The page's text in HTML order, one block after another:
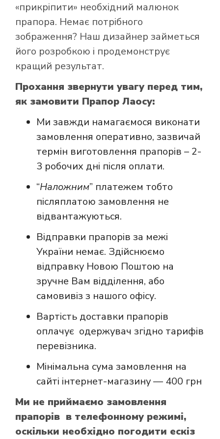
«прикріпити» необхідний малюнок
прапора. Немає потрібного
зображення? Наш дизайнер займеться
його розробкою і продемонструє
кращий результат.
Прохання звернути увагу перед тим,
як замовити Прапор Лаосу:
Ми завжди намагаємося виконати
замовлення оперативно, зазвичай
термін виготовлення прапорів – 2-
3 робочих дні після оплати.
“Наложним” платежем тобто
післяплатою замовлення не
відвантажуються.
Відправки прапорів за межі
України немає. Здійснюємо
відправку Новою Поштою на
зручне Вам відділення, або
самовивіз з нашого офісу.
Вартість доставки прапорів
оплачує одержувач згідно тарифів
перевізника.
Мінімальна сума замовлення на
сайті інтернет-магазину — 400 грн
Ми не приймаємо замовлення
прапорів в телефонному режимі,
оскільки необхідно погодити ескіз
Як купити прапор
в інтернет-
магазині Лакор: